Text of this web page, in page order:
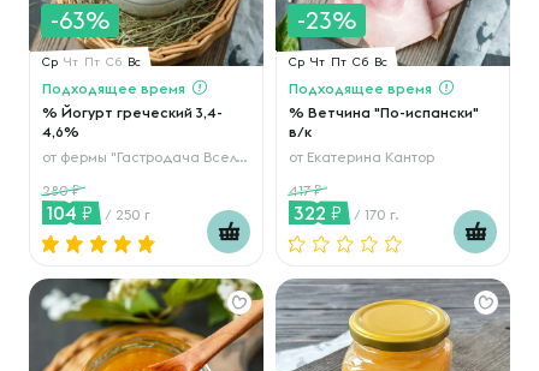
-63%
Ср Чт Пт Сб Вс
Подходящее время
% Йогурт греческий 3,4-
4,6%
от фермы "Гастродача Вселуг"
280
104 / 250 г
-23%
Ср Чт Пт Сб Вс
Подходящее время
% Ветчина "По-испански"
в/к
от Екатерина Кантор
417
322 / 170 г.